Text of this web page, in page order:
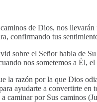
de Dios, nos
confirmando tus
sobre el Señor habla de
nos sometemos a Él,
la razón por la que Dios
ayudarte a convertirte en
caminar por Sus caminos